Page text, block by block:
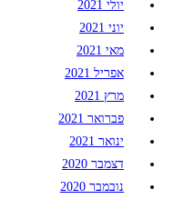
יולי 2021
יוני 2021
מאי 2021
אפריל 2021
מרץ 2021
פברואר 2021
ינואר 2021
דצמבר 2020
נובמבר 2020